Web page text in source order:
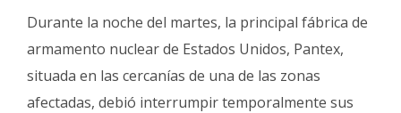
Durante la noche del martes, la principal fábrica de
armamento nuclear de Estados Unidos, Pantex,
situada en las cercanías de una de las zonas
afectadas, debió interrumpir temporalmente sus